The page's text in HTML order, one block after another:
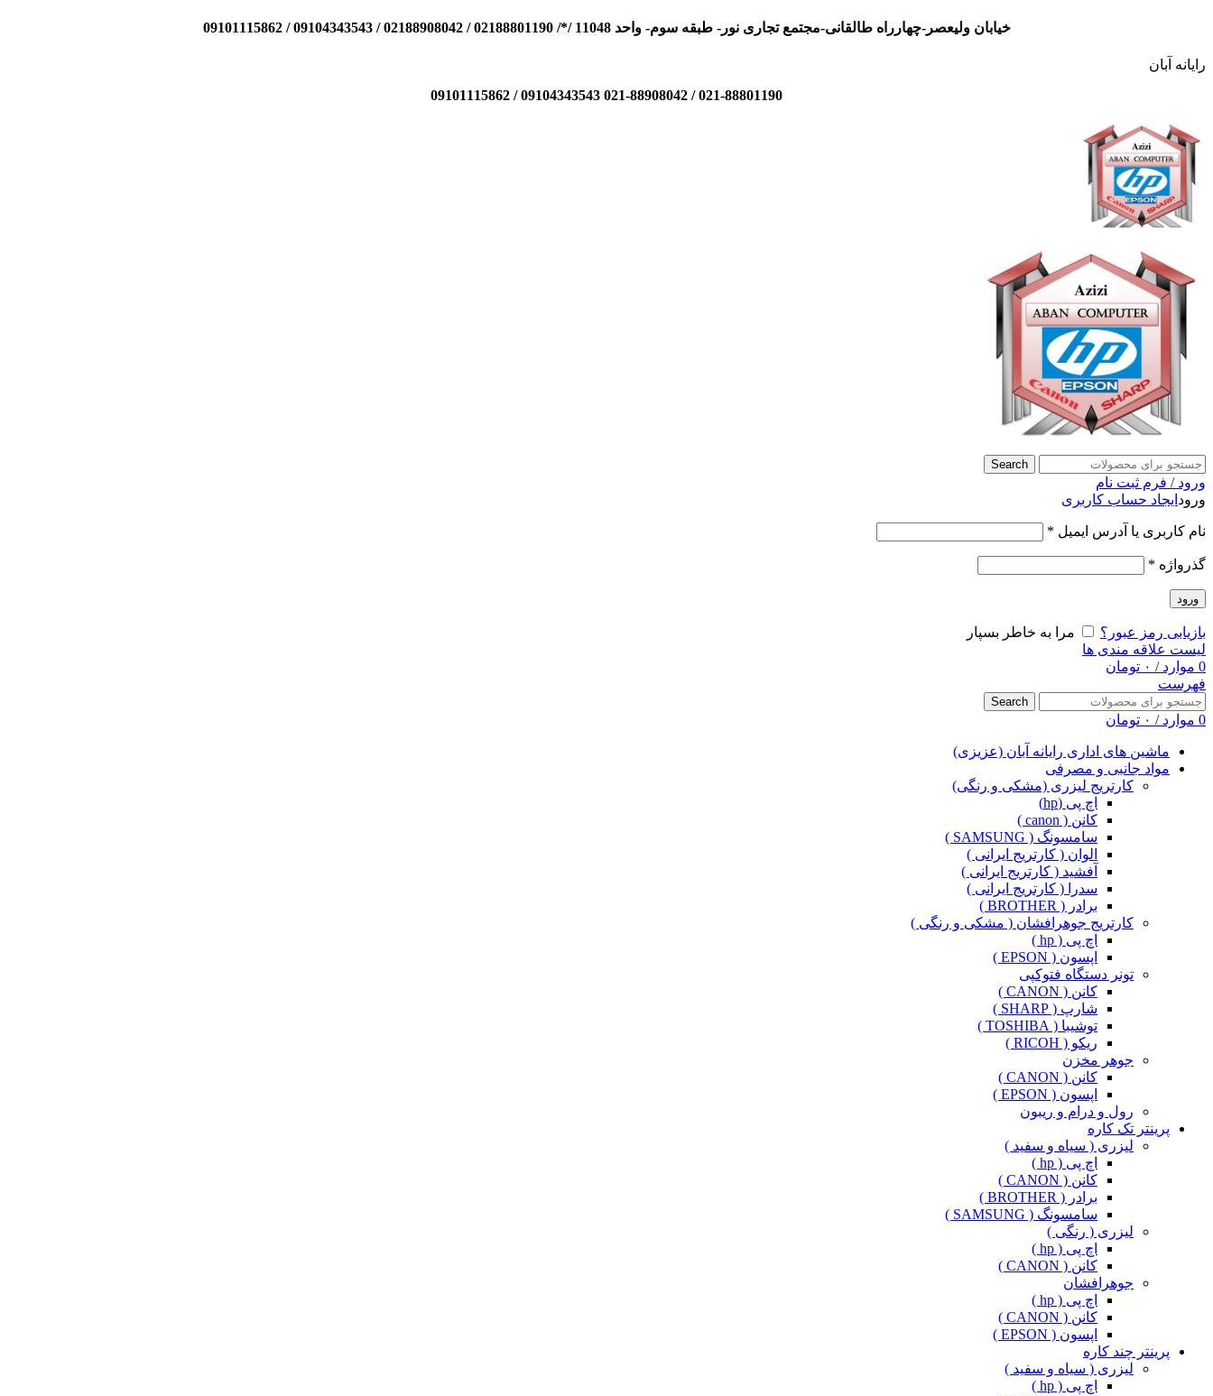
خیابان ولیعصر-چهارراه طالقانی-مجتمع تجاری نور- طبقه سوم- واحد 11048 /*/ 02188801190 / 02188908042 / 09104343543 / 09101115862
رایانه آبان
021-88801190 / 021-88908042 09104343543 / 09101115862
Search
ورود / فرم ثبت نام
ورود ایجاد حساب کاربری
نام کاربری یا آدرس ایمیل *
گذرواژه *
ورود
بازیابی رمز عبور؟
مرا به خاطر بسپار
لیست علاقه مندی ها
0 موارد / ۰ تومان
فهرست
Search
0 موارد / ۰ تومان
ماشین های اداری رایانه آبان (عزیزی)
مواد جانبی و مصرفی
کارتریج لیزری (مشکی و رنگی)
اچ پی (hp)
کانن ( canon )
سامسونگ ( SAMSUNG )
الوان ( کارتریج ایرانی )
آفشید ( کارتریج ایرانی )
سدرا ( کارتریج ایرانی )
برادر ( BROTHER )
کارتریج جوهرافشان ( مشکی و رنگی )
اچ پی ( hp )
اپسون ( EPSON )
تونر دستگاه فتوکپی
کانن ( CANON )
شارپ ( SHARP )
توشیبا ( TOSHIBA )
ریکو ( RICOH )
جوهر مخزن
کانن ( CANON )
اپسون ( EPSON )
رول و درام و ریبون
پرینتر تک کاره
لیزری ( سیاه و سفید )
اچ پی ( hp )
کانن ( CANON )
برادر ( BROTHER )
سامسونگ ( SAMSUNG )
لیزری ( رنگی )
اچ پی ( hp )
کانن ( CANON )
جوهرافشان
اچ پی ( hp )
کانن ( CANON )
اپسون ( EPSON )
پرینتر چند کاره
لیزری ( سیاه و سفید )
اچ پی ( hp )